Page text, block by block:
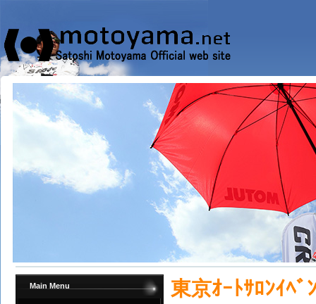
Main Menu 東京ｵｰﾄｻﾛﾝｲﾍﾞ